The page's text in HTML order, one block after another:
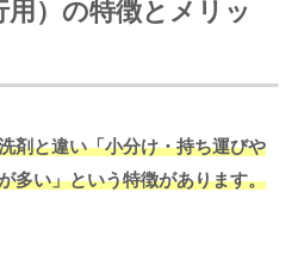
用）の特徴とメリッ
剤と違い「小分け・持ち運びや
多い」という特徴があります。